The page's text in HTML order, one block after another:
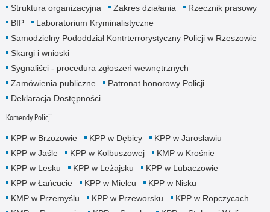
Struktura organizacyjna
Zakres działania
Rzecznik prasowy
BIP
Laboratorium Kryminalistyczne
Samodzielny Pododdział Kontrterrorystyczny Policji w Rzeszowie
Skargi i wnioski
Sygnaliści - procedura zgłoszeń wewnętrznych
Zamówienia publiczne
Patronat honorowy Policji
Deklaracja Dostępności
Komendy Policji
KPP w Brzozowie KPP w Dębicy
KPP w Jarosławiu
KPP w Jaśle
KPP w Kolbuszowej
KMP w Krośnie
KPP w Lesku
KPP w Leżajsku
KPP w Lubaczowie
KPP w Łańcucie
KPP w Mielcu
KPP w Nisku
KMP w Przemyślu
KPP w Przeworsku
KPP w Ropczycach